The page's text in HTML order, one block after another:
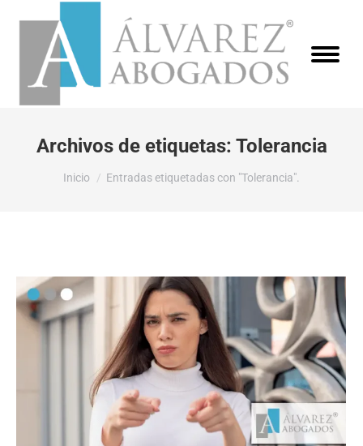
Archivos de etiquetas: Tolerancia
Estás aquí:
Inicio Entradas etiquetadas con "Tolerancia".